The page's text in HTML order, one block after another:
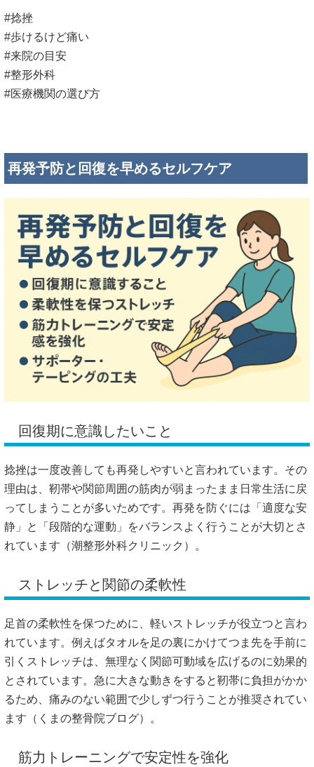
#捻挫
#歩けるけど痛い
#来院の目安
#整形外科
#医療機関の選び方
再発予防と回復を早めるセルフケア
回復期に意識したいこと
捻挫は一度改善しても再発しやすいと言われています。その
理由は、靭帯や関節周囲の筋肉が弱まったまま日常生活に戻
ってしまうことが多いためです。再発を防ぐには「適度な安
静」と「段階的な運動」をバランスよく行うことが大切とさ
れています（潮整形外科クリニック ）。
ストレッチと関節の柔軟性
足首の柔軟性を保つために、軽いストレッチが役立つと言わ
れています。例えばタオルを足の裏にかけてつま先を手前に
引くストレッチは、無理なく関節可動域を広げるのに効果的
とされています。急に大きな動きをすると靭帯に負担がかか
るため、痛みのない範囲で少しずつ行うことが推奨されてい
ます（ くまの整骨院ブログ）。
筋力トレーニングで安定性を強化